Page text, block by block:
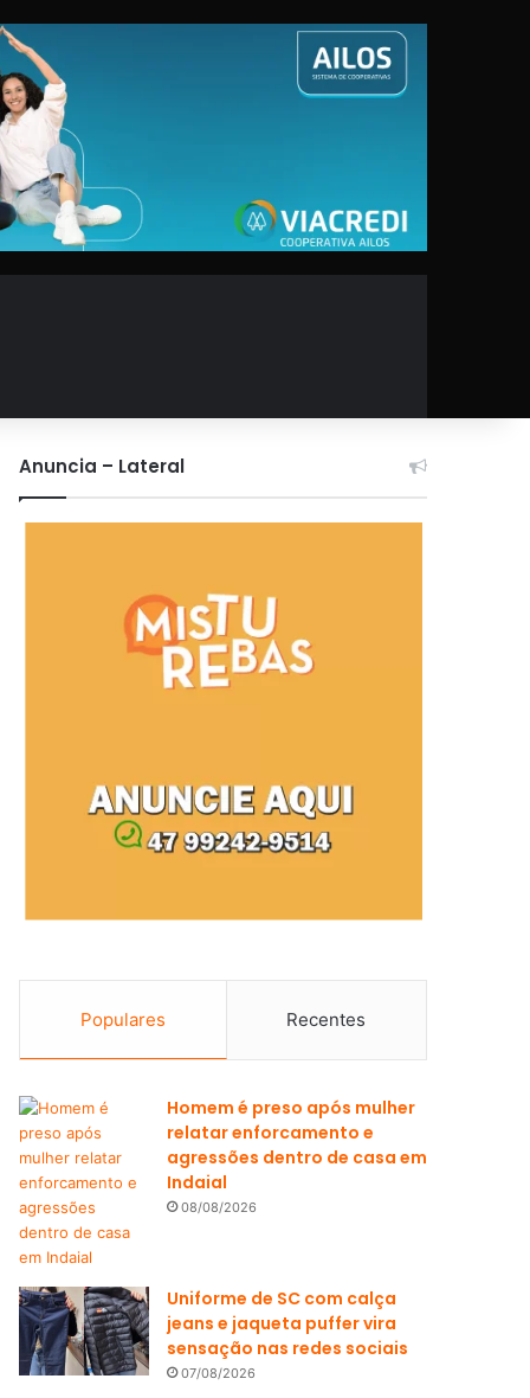
Anuncia – Lateral
Populares Recentes
Homem é preso após mulher
relatar enforcamento e
agressões dentro de casa em
Indaial
08/08/2026
Uniforme de SC com calça
jeans e jaqueta puffer vira
sensação nas redes sociais
07/08/2026